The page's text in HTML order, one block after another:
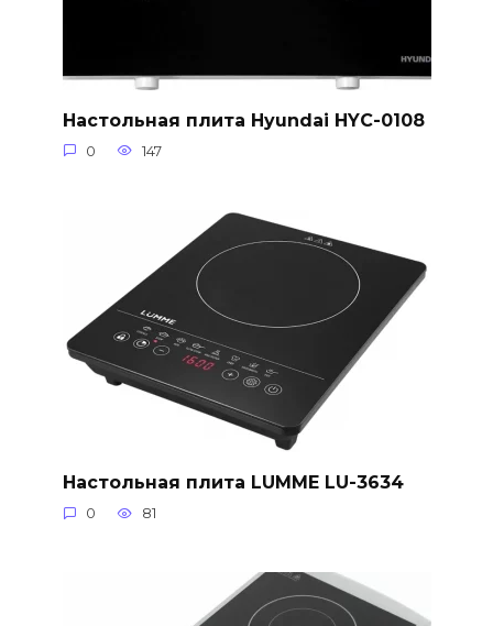
Настольная плита Hyundai HYC-0108
0 147
Настольная плита LUMME LU-3634
0 81